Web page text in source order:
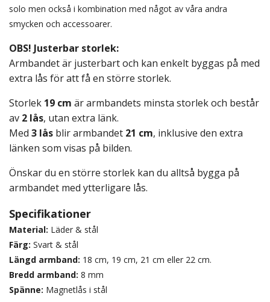
solo men också i kombination med något av våra andra
smycken och accessoarer.
OBS! Justerbar storlek:
Armbandet är justerbart och kan enkelt byggas på med
extra lås för att få en större storlek.
Storlek 19 cm är armbandets minsta storlek och består
av 2 lås, utan extra länk.
Med 3 lås blir armbandet 21 cm, inklusive den extra
länken som visas på bilden.
Önskar du en större storlek kan du alltså bygga på
armbandet med ytterligare lås.
Specifikationer
Material: Läder & stål
Färg: Svart & stål
Längd armband: 18 cm, 19 cm, 21 cm eller 22 cm.
Bredd armband: 8 mm
Spänne: Magnetlås i stål